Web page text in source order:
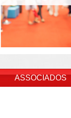
ASSOCIADOS